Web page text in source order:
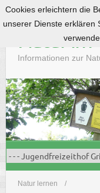
S
k
o
c
o
n
t
Natur
Informationen zur
Natur lernen
Cookies erleichtern die
unserer Dienste erklären